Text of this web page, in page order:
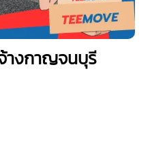
างกาญจนบุรี